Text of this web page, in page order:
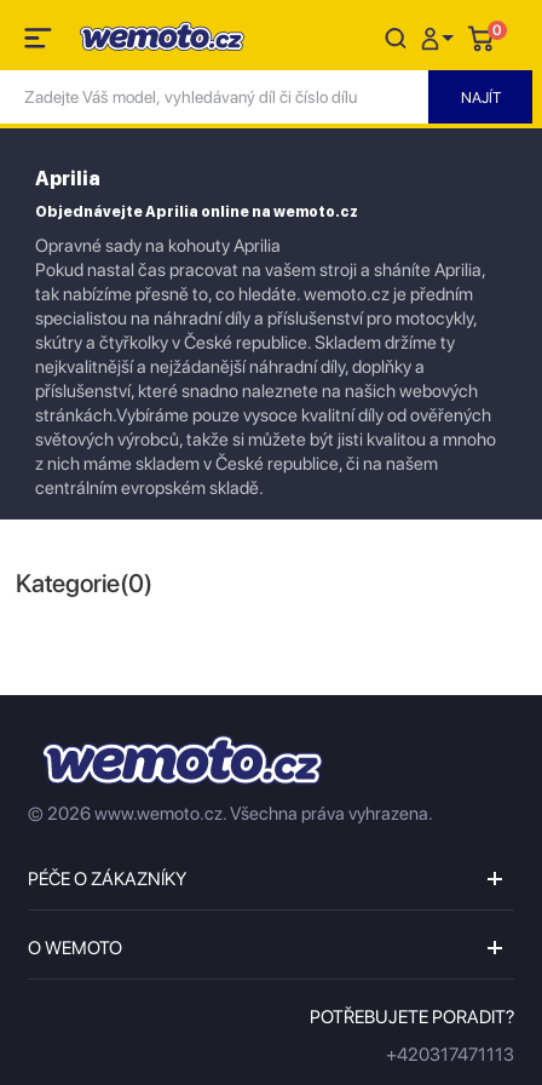
0
Aprilia
Objednávejte Aprilia online na wemoto.cz
Opravné sady na kohouty Aprilia
Pokud nastal čas pracovat na vašem stroji a sháníte Aprilia,
tak nabízíme přesně to, co hledáte. wemoto.cz je předním
specialistou na náhradní díly a příslušenství pro motocykly,
skútry a čtyřkolky v České republice. Skladem držíme ty
nejkvalitnější a nejžádanější náhradní díly, doplňky a
příslušenství, které snadno naleznete na našich webových
stránkách.Vybíráme pouze vysoce kvalitní díly od ověřených
světových výrobců, takže si můžete být jisti kvalitou a mnoho
z nich máme skladem v České republice, či na našem
centrálním evropském skladě.
Kategorie(0)
© 2026 www.wemoto.cz.Všechna práva vyhrazena.
PÉČE O ZÁKAZNÍKY
O WEMOTO
POTŘEBUJETE PORADIT?
+420317471113